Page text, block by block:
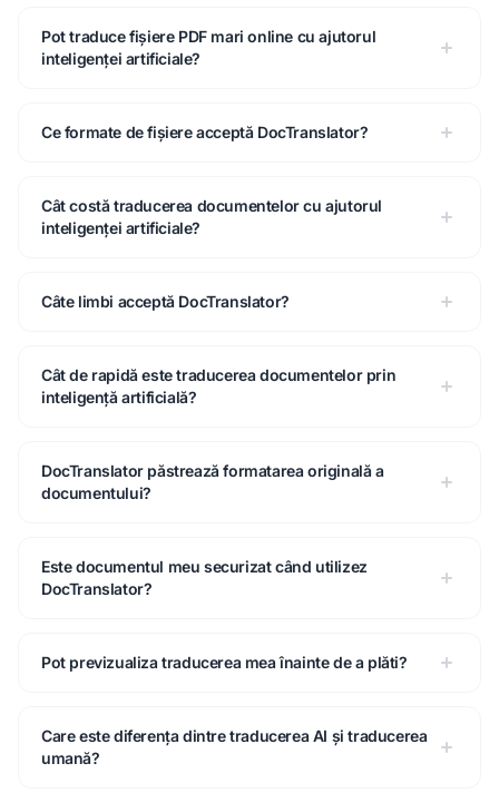
Pot traduce fișiere PDF mari online cu ajutorul
inteligenței artificiale?
Ce formate de fișiere acceptă DocTranslator?
Cât costă traducerea documentelor cu ajutorul
inteligenței artificiale?
Câte limbi acceptă DocTranslator?
Cât de rapidă este traducerea documentelor prin
inteligență artificială?
DocTranslator păstrează formatarea originală a
documentului?
Este documentul meu securizat când utilizez
DocTranslator?
Pot previzualiza traducerea mea înainte de a plăti?
Care este diferența dintre traducerea AI și traducerea
umană?